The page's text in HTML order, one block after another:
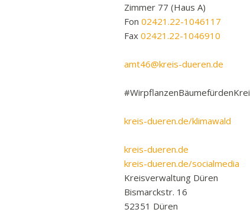
Zimmer 77 (Haus A)
Fon 02421.22-1046117
Fax 02421.22-1046910
amt46@kreis-dueren.de
kreis-dueren.de/klimawald
kreis-dueren.de
kreis-dueren.de/socialmedia
Kreisverwaltung Düren
Bismarckstr. 16
52351 Düren